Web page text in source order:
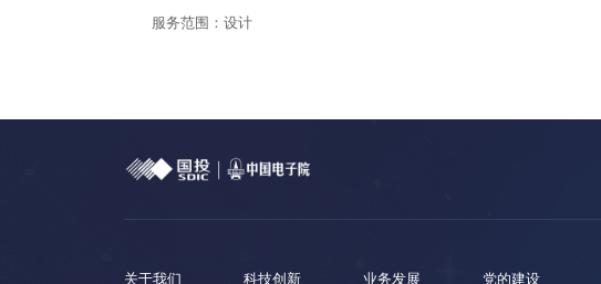
服务范围：设计
关于我们 科技创新 业务发展 党的建设